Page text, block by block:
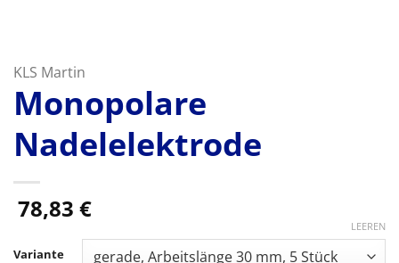
KLS Martin
Monopolare
Nadelelektrode
78,83 €
Variante
LEEREN